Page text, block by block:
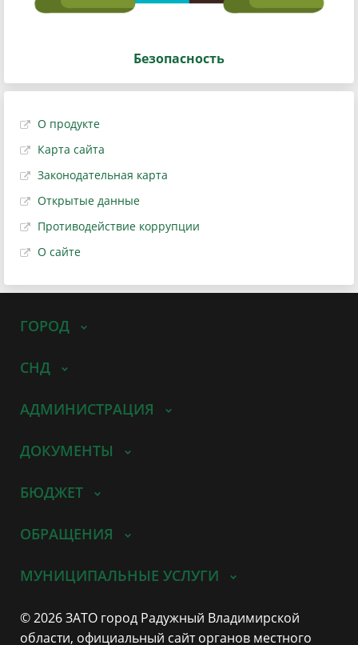
Безопасность
О продукте
Карта сайта
Законодательная карта
Открытые данные
Противодействие коррупции
О сайте
ГОРОД
СНД
АДМИНИСТРАЦИЯ
ДОКУМЕНТЫ
БЮДЖЕТ
ОБРАЩЕНИЯ
МУНИЦИПАЛЬНЫЕ УСЛУГИ
© 2026 ЗАТО город Радужный Владимирской
области, официальный сайт органов местного